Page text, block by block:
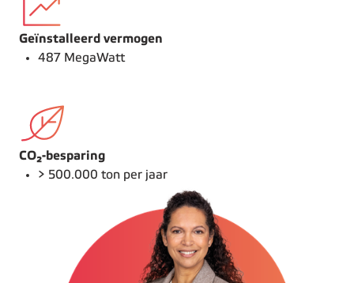
Geïnstalleerd vermogen
487 MegaWatt
CO₂-besparing
> 500.000 ton per jaar